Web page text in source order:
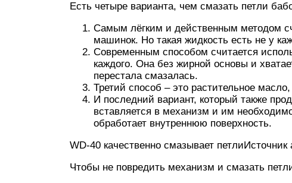
Есть четыре варианта, чем смазать петли
Самым лёгким и действенным методом
машинок. Но такая жидкость есть не у
Современным способом считается
каждого. Она без жирной основы и
перестала смазалась.
Третий способ – это растительное
И последний вариант, который также
вставляется в механизм и им
обработает внутреннюю поверхность.
WD-40 качественно смазывает петлиИсточник
Чтобы не повредить механизм и смазать